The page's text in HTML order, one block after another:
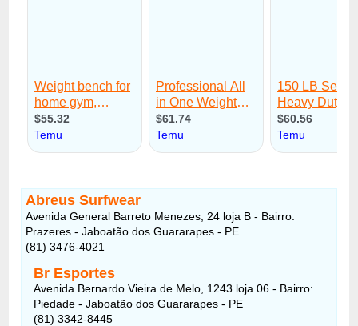
Abreus Surfwear
Avenida General Barreto Menezes, 24 loja B - Bairro:
Prazeres - Jaboatão dos Guararapes - PE
(81) 3476-4021
Br Esportes
Avenida Bernardo Vieira de Melo, 1243 loja 06 - Bairro:
Piedade - Jaboatão dos Guararapes - PE
(81) 3342-8445